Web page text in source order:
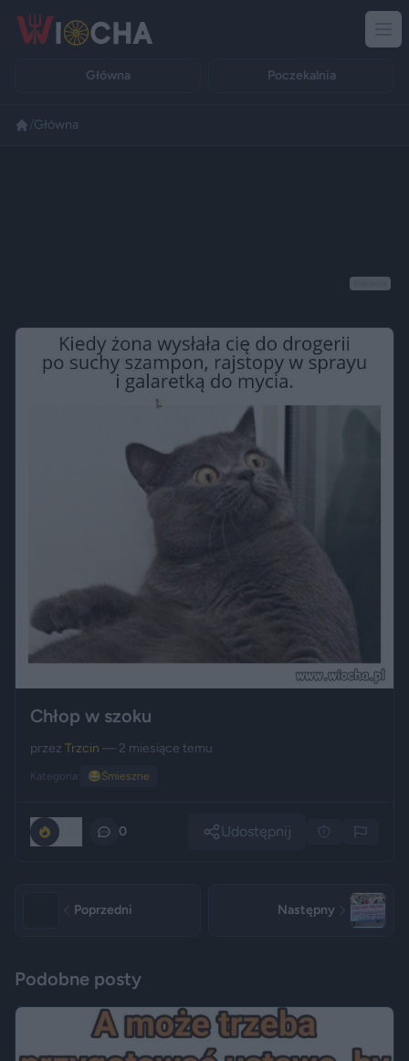
Główna Poczekalnia
Główna
Chłop w szoku
przez Trzcin — 2 miesiące temu
Kategoria: 😂Śmieszne
0 Udostępnij
Poprzedni Następny
Podobne posty